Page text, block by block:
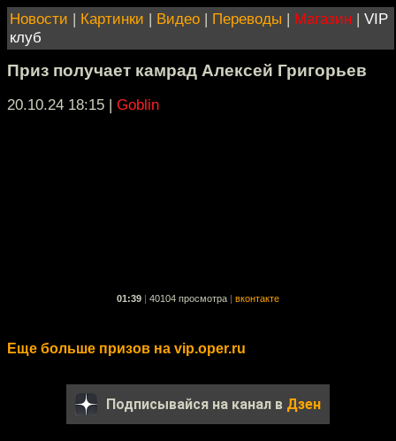
Новости | Картинки | Видео | Переводы | Магазин | VIP
клуб
Приз получает камрад Алексей Григорьев
20.10.24 18:15 | Goblin
01:39 40104 просмотра вконтакте
Еще больше призов на vip.oper.ru
Подписывайся на канал в Дзен